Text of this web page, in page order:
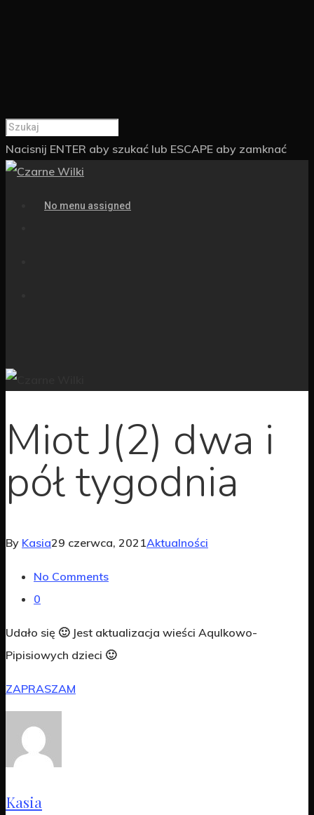
Nacisnij ENTER aby szukać lub ESCAPE aby zamknać
No menu assigned
Miot J(2) dwa i
pół tygodnia
By Kasia29 czerwca, 2021Aktualności
No Comments
0
Udało się 🙂 Jest aktualizacja wieści Aqulkowo-
Pipisiowych dzieci 🙂
ZAPRASZAM
Kasia